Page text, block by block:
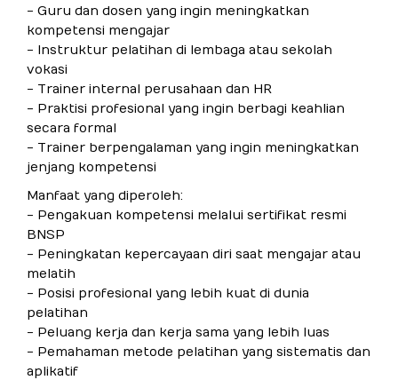
- Guru dan dosen yang ingin meningkatkan
kompetensi mengajar
- Instruktur pelatihan di lembaga atau sekolah
vokasi
- Trainer internal perusahaan dan HR
- Praktisi profesional yang ingin berbagi keahlian
secara formal
- Trainer berpengalaman yang ingin meningkatkan
jenjang kompetensi
Manfaat yang diperoleh:
- Pengakuan kompetensi melalui sertifikat resmi
BNSP
- Peningkatan kepercayaan diri saat mengajar atau
melatih
- Posisi profesional yang lebih kuat di dunia
pelatihan
- Peluang kerja dan kerja sama yang lebih luas
- Pemahaman metode pelatihan yang sistematis dan
aplikatif